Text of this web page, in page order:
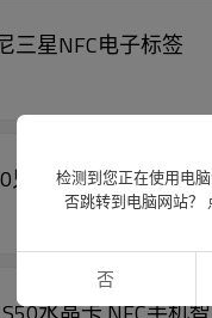
三星NFC电子标签
只读ID透明钥匙扣ID
检测到您正在使用电
否跳转到电脑网站？
否